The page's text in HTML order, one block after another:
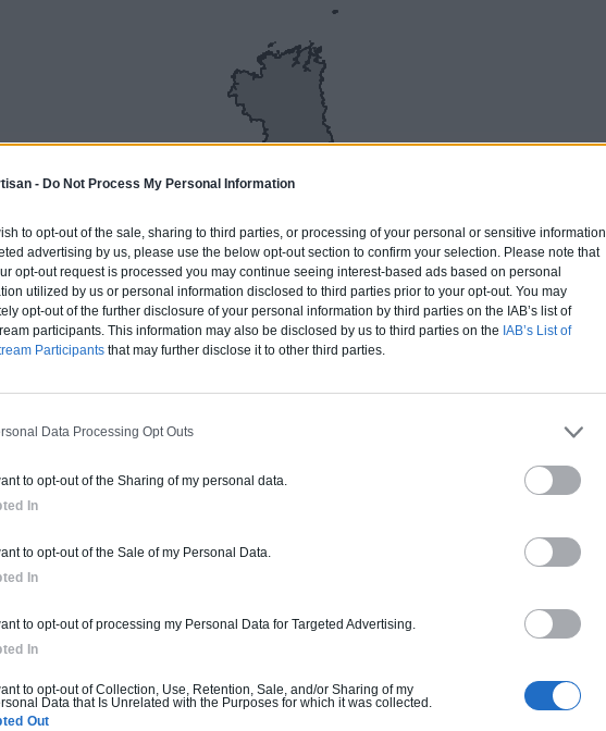
- Do Not Process My Personal Information
to opt-out of the sale, sharing to third parties, or processing of your personal or sensitive information
advertising by us, please use the below opt-out section to confirm your selection. Please note that
opt-out request is processed you may continue seeing interest-based ads based on personal
utilized by us or personal information disclosed to third parties prior to your opt-out. You may
opt-out of the further disclosure of your personal information by third parties on the IAB’s list of
participants. This information may also be disclosed by us to third parties on the IAB’s List of
Participants that may further disclose it to other third parties.
Data Processing Opt Outs
to opt-out of the Sharing of my personal data.
In
to opt-out of the Sale of my Personal Data.
In
to opt-out of processing my Personal Data for Targeted Advertising.
In
to opt-out of Collection, Use, Retention, Sale, and/or Sharing of my
Data that Is Unrelated with the Purposes for which it was collected.
Out
H
Couverture tuiles / petits éléments
pour ce pro.
: Non communiqué
ENERGIE